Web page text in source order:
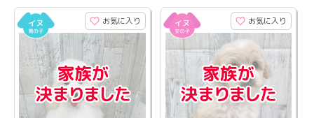
お気に入り お気に入り